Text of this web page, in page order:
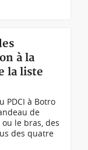
à la
la liste
PDCI à Botro
de
le bras, des
des quatre